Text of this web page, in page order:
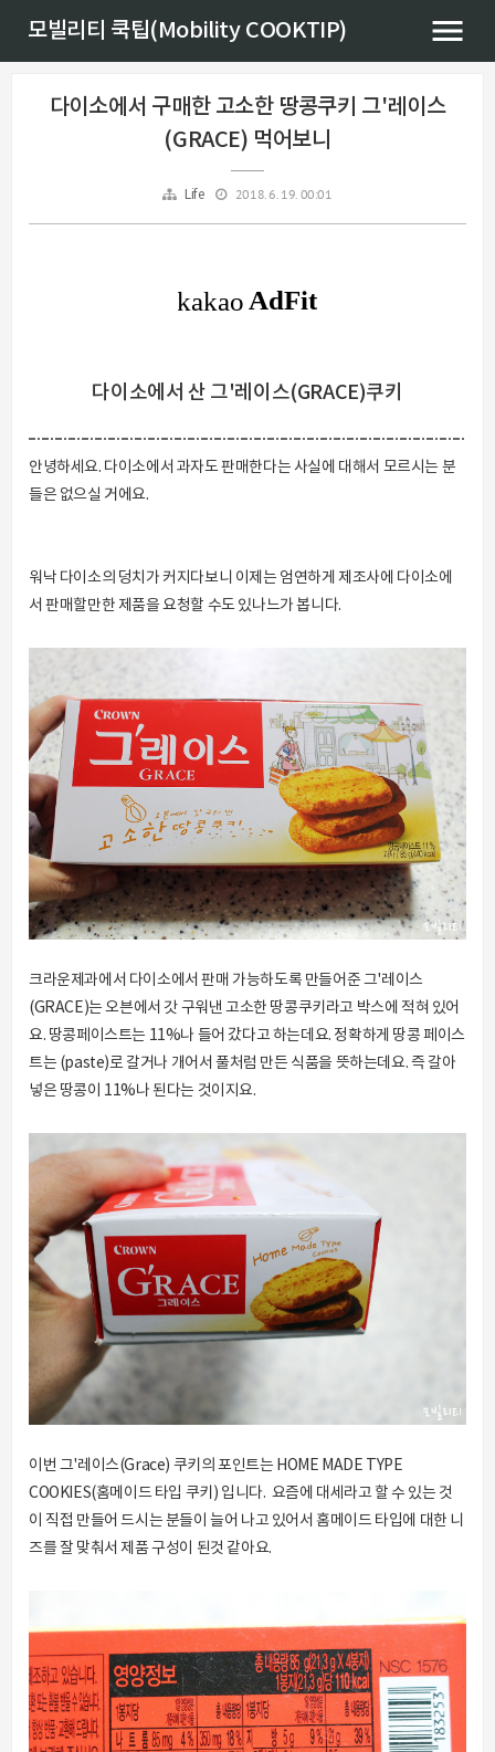
모빌리티 쿡팁(Mobility COOKTIP)
다이소에서 구매한 고소한 땅콩쿠키 그'레이스
(GRACE) 먹어보니
Life 2018. 6. 19. 00:01
다이소에서 산 그'레이스(GRACE)쿠키
안녕하세요. 다이소에서 과자도 판매한다는 사실에 대해서 모르시는 분
들은 없으실 거에요.
워낙 다이소의 덩치가 커지다보니 이제는 엄연하게 제조사에 다이소에
서 판매할만한 제품을 요청할 수도 있나느가 봅니다.
크라운제과에서 다이소에서 판매 가능하도록 만들어준 그'레이스
(GRACE)는 오븐에서 갓 구워낸 고소한 땅콩쿠키라고 박스에 적혀 있어
요. 땅콩페이스트는 11%나 들어 갔다고 하는데요. 정확하게 땅콩 페이스
트는 (paste)로 갈거나 개어서 풀처럼 만든 식품을 뜻하는데요. 즉 갈아
넣은 땅콩이 11%나 된다는 것이지요.
이번 그'레이스(Grace) 쿠키의 포인트는 HOME MADE TYPE
COOKIES(홈메이드 타입 쿠키) 입니다. 요즘에 대세라고 할 수 있는 것
이 직접 만들어 드시는 분들이 늘어 나고 있어서 홈메이드 타입에 대한 니
즈를 잘 맞춰서 제품 구성이 된것 같아요.